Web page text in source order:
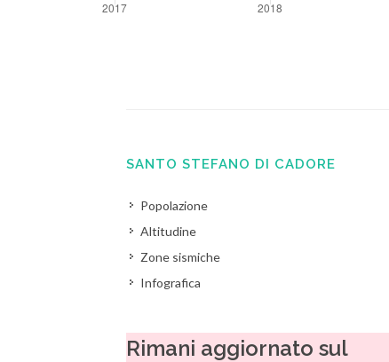
SANTO STEFANO DI CADORE
Popolazione
Altitudine
Zone sismiche
Infografica
Rimani aggiornato sul